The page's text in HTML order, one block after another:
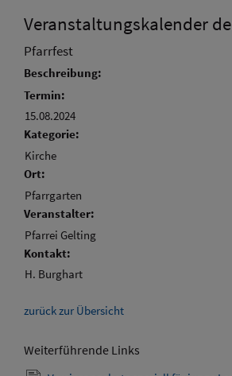
Veranstaltungskalender
Pfarrfest
Beschreibung:
Termin:
15.08.2024
Kategorie:
Kirche
Ort:
Pfarrgarten
Veranstalter:
Pfarrei Gelting
Kontakt:
H. Burghart
zurück zur Übersicht
Weiterführende Links